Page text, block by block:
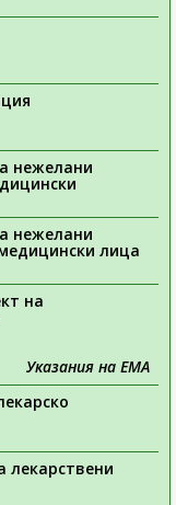
нежелани
нежелани
лица
на
Указания на ЕМА
лекарствени